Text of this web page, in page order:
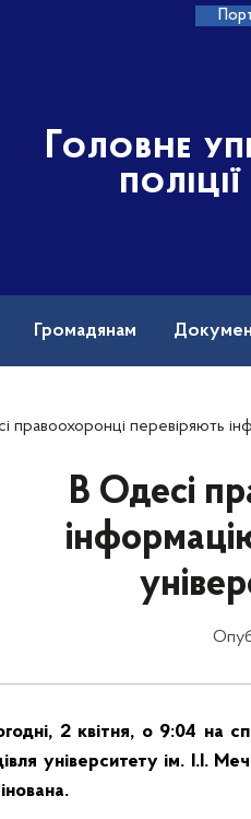
Головне
Громадянам
перевіряють інформацію про замінування будівлі університету
В Одесі
2 квітня, о 9:04 на
університету ім. І.І.